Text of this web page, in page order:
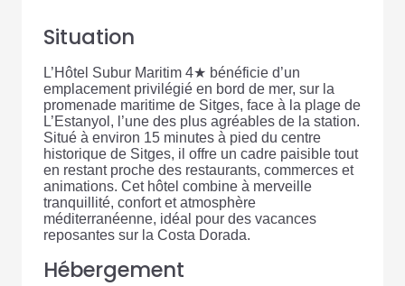
Situation
L’Hôtel Subur Maritim 4★ bénéficie d’un
emplacement privilégié en bord de mer, sur la
promenade maritime de Sitges, face à la plage de
L’Estanyol, l’une des plus agréables de la station.
Situé à environ 15 minutes à pied du centre
historique de Sitges, il offre un cadre paisible tout
en restant proche des restaurants, commerces et
animations. Cet hôtel combine à merveille
tranquillité, confort et atmosphère
méditerranéenne, idéal pour des vacances
reposantes sur la Costa Dorada.
Hébergement